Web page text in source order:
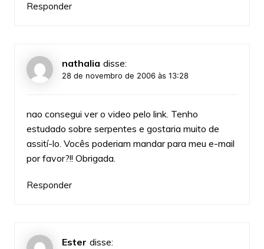
Responder
nathalia disse:
28 de novembro de 2006 às 13:28
nao consegui ver o video pelo link. Tenho
estudado sobre serpentes e gostaria muito de
assití-lo. Vocês poderiam mandar para meu e-mail
por favor?!! Obrigada.
Responder
Ester disse: